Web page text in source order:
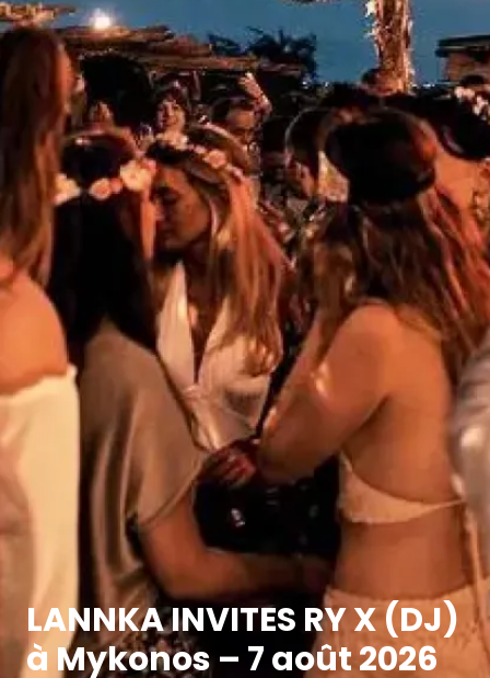
LANNKA INVITES RY X (DJ)
à Mykonos – 7 août 2026